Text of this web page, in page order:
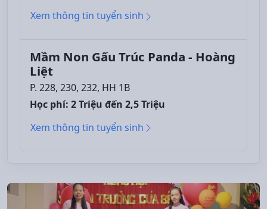
Xem thông tin tuyển sinh
Mầm Non Gấu Trúc Panda - Hoàng
Liệt
P. 228, 230, 232, HH 1B
Học phí: 2 Triệu đến 2,5 Triệu
Xem thông tin tuyển sinh